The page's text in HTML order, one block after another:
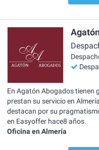
En Agatón Abogados tienen
prestan su servicio en
destacan por su
en Easyoffer hace8 años.
Oficina en Almería